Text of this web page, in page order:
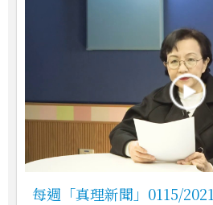
每週「真理新聞」0115/2021